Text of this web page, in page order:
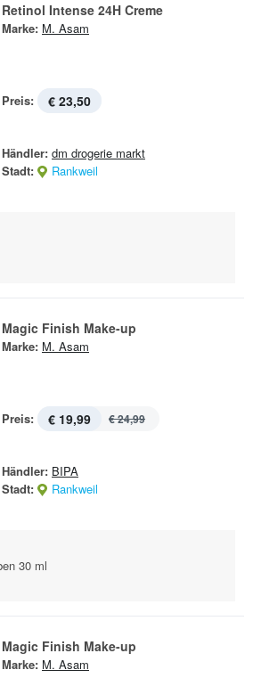
Retinol Intense 24H Creme
Marke: M. Asam
Preis: € 23,50
Händler: dm drogerie markt
Stadt:
Rankweil
Magic Finish Make-up
Marke: M. Asam
Preis: € 19,99 € 24,99
Händler: BIPA
Stadt:
Rankweil
30 ml
Magic Finish Make-up
Marke: M. Asam